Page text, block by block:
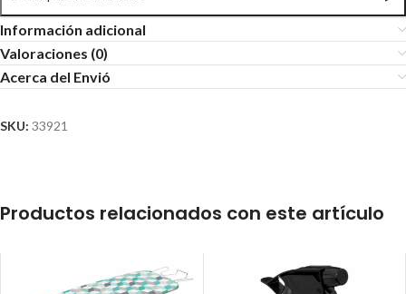
Información adicional
Valoraciones (0)
Acerca del Envió
SKU: 33921
Productos relacionados con este artículo